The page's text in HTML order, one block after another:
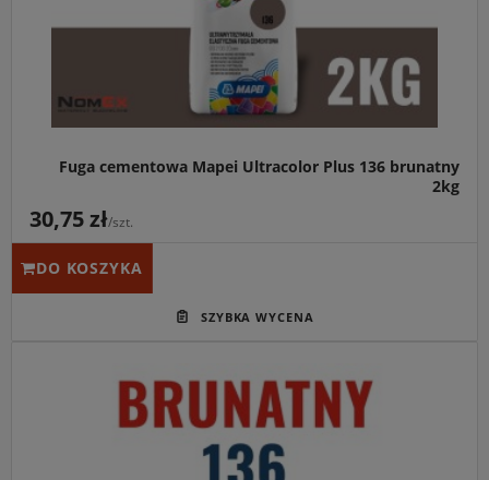
Fuga cementowa Mapei Ultracolor Plus 136 brunatny
2kg
30,75 zł/szt.
DO KOSZYKA